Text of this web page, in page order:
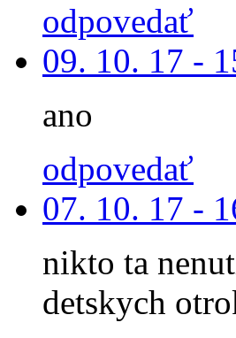
odpovedať
09. 10. 17 -
ano
odpovedať
07. 10. 17 -
nikto ta
detskych